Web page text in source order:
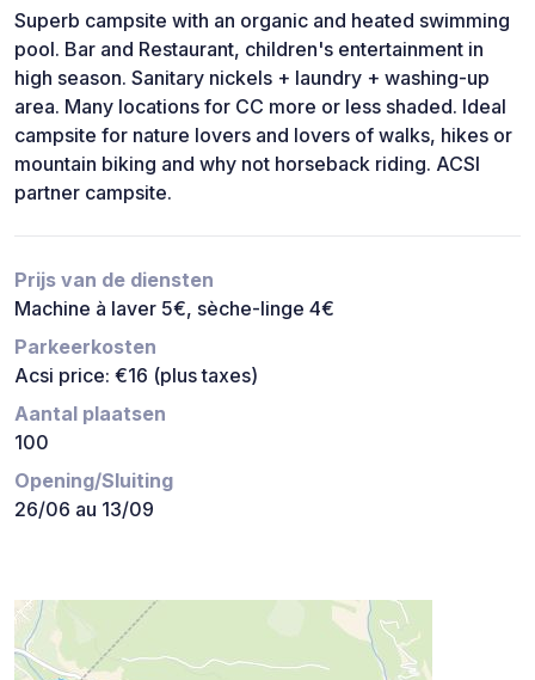
Superb campsite with an organic and heated swimming
pool. Bar and Restaurant, children's entertainment in
high season. Sanitary nickels + laundry + washing-up
area. Many locations for CC more or less shaded. Ideal
campsite for nature lovers and lovers of walks, hikes or
mountain biking and why not horseback riding. ACSI
partner campsite.
Prijs van de diensten
Machine à laver 5€, sèche-linge 4€
Parkeerkosten
Acsi price: €16 (plus taxes)
Aantal plaatsen
100
Opening/Sluiting
26/06 au 13/09